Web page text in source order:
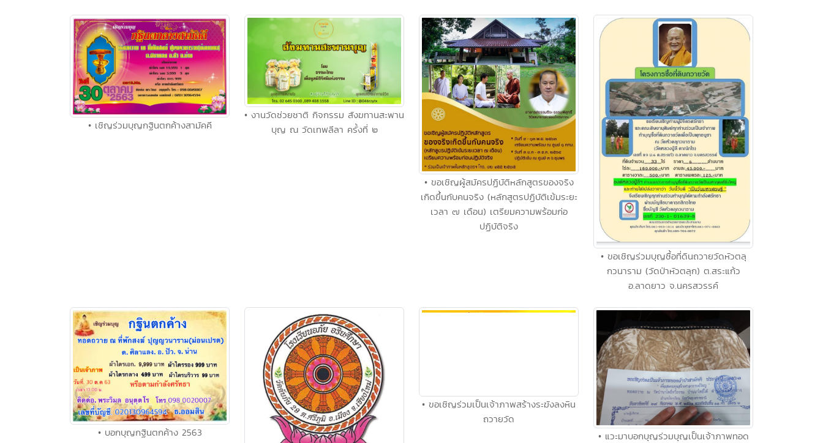
• เชิญร่วมบุญกฐินตกค้างสามัคคี
• งานวัดช่วยชาติ กิจกรรม สังฆทานสะพาน
บุญ ณ วัดเทพลีลา ครั้งที่ ๒
• ขอเชิญผู้สมัครปฏิบัติหลักสูตรของจริง
เกิดขึ้นกับคนจริง (หลักสูตรปฏิบัติเข้มระยะ
เวลา ๗ เดือน) เตรียมความพร้อมก่อ
ปฏิบัติจริง
• ขอเชิญร่วมบุญซื้อที่ดินถวายวัดหัวตลุ
กวนาราม (วัดป่าหัวตลุก) ต.สระแก้ว
อ.ลาดยาว จ.นครสวรรค์
• บอกบุญกฐินตกค้าง 2563
• ขอเชิญร่วมเป็นเจ้าภาพสร้างระฆังลงหิน
ถวายวัด
• แวะมาบอกบุญร่วมบุญเป็นเจ้าภาพทอด